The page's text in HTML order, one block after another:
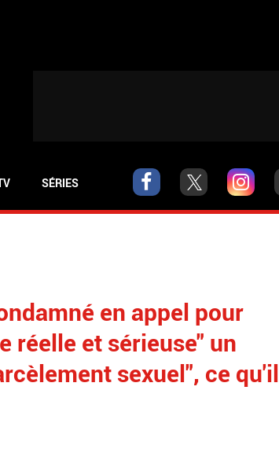
SÉRIES
en appel pour
réelle et sérieuse" un
sexuel", ce qu'il